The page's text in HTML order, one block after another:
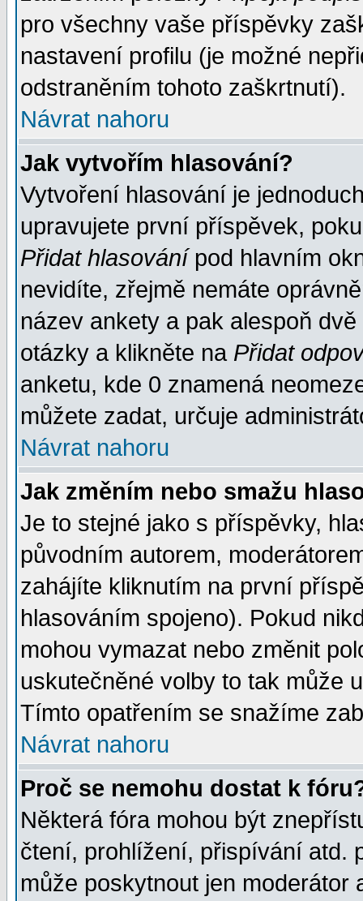
pro všechny vaše příspěvky
nastavení profilu (je možné
odstraněním tohoto zaškrtnutí).
Návrat nahoru
Jak vytvořím hlasování?
Vytvoření hlasování je
upravujete první příspěvek,
Přidat hlasovánípod hlavním
nevidíte, zřejmě nemáte
název ankety a pak alespoň
otázky a klikněte na Přidat
anketu, kde 0 znamená
můžete zadat, určuje
Návrat nahoru
Jak změním nebo smažu
Je to stejné jako s příspěvky,
původním autorem,
zahájíte kliknutím na první
hlasováním spojeno). Pokud
mohou vymazat nebo změnit
uskutečněné volby to tak může
Tímto opatřením se snažíme
Návrat nahoru
Proč se nemohu dostat k
Některá fóra mohou být
čtení, prohlížení, přispívání atd.
může poskytnout jen moderátor